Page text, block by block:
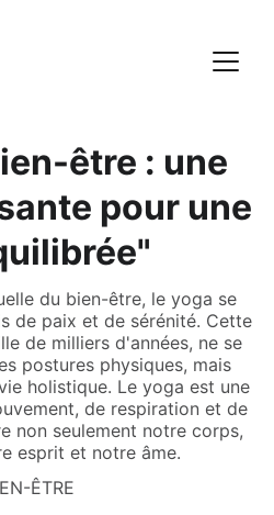
être : une
pour une
du bien-être, le yoga se
de paix et de sérénité. Cette
de milliers d'années, ne se
postures physiques, mais
holistique. Le yoga est une
de respiration et de
non seulement notre corps,
esprit et notre âme.
ÊTRE